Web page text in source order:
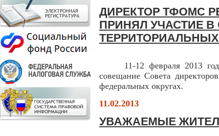
ДИРЕКТОР ТФОМС
ПРИНЯЛ УЧАСТИЕ
11-12 февраля 2013
совещание Совета
федеральных округах.
11.02.2013
УВАЖАЕМЫЕ